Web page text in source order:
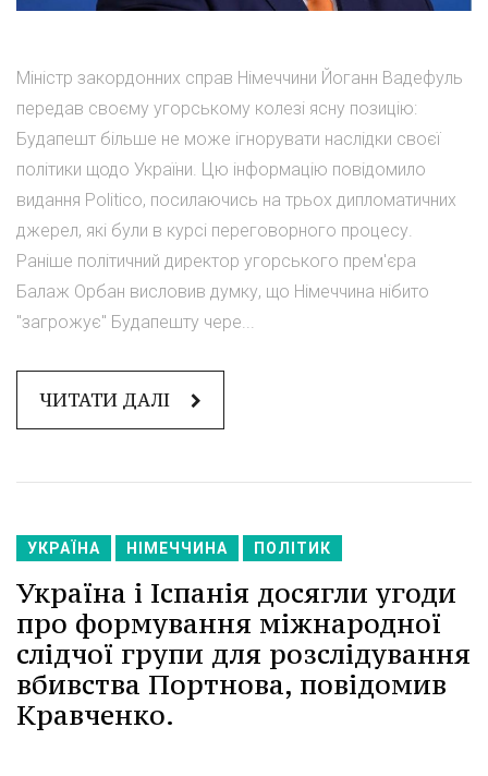
Міністр закордонних справ Німеччини Йоганн Вадефуль
передав своєму угорському колезі ясну позицію:
Будапешт більше не може ігнорувати наслідки своєї
політики щодо України. Цю інформацію повідомило
видання Politico, посилаючись на трьох дипломатичних
джерел, які були в курсі переговорного процесу.
Раніше політичний директор угорського прем'єра
Балаж Орбан висловив думку, що Німеччина нібито
"загрожує" Будапешту чере...
ЧИТАТИ ДАЛІ
УКРАЇНА НІМЕЧЧИНА ПОЛІТИК
Україна і Іспанія досягли угоди
про формування міжнародної
слідчої групи для розслідування
вбивства Портнова, повідомив
Кравченко.